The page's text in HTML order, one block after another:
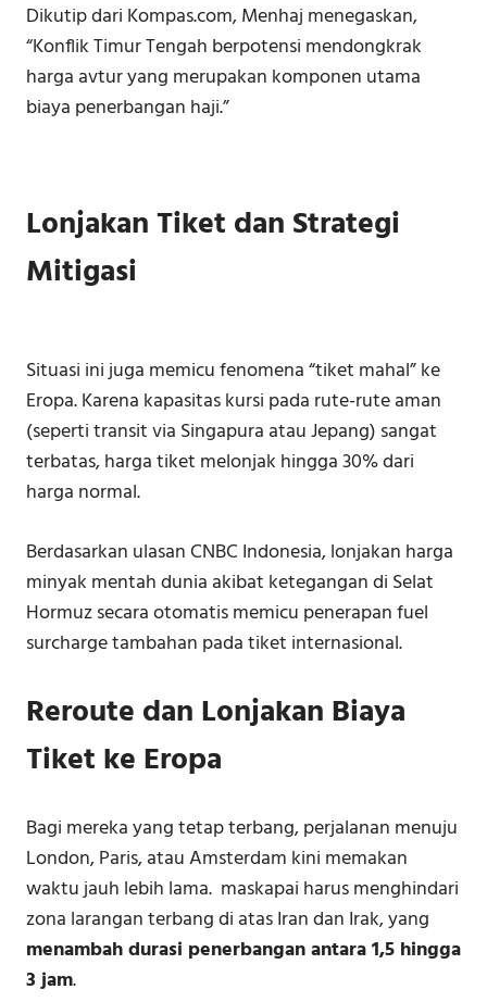
Dikutip dari Kompas.com, Menhaj menegaskan,
“Konflik Timur Tengah berpotensi mendongkrak
harga avtur yang merupakan komponen utama
biaya penerbangan haji.”
Lonjakan Tiket dan Strategi
Mitigasi
Situasi ini juga memicu fenomena “tiket mahal” ke
Eropa. Karena kapasitas kursi pada rute-rute aman
(seperti transit via Singapura atau Jepang) sangat
terbatas, harga tiket melonjak hingga 30% dari
harga normal.
Berdasarkan ulasan CNBC Indonesia, lonjakan harga
minyak mentah dunia akibat ketegangan di Selat
Hormuz secara otomatis memicu penerapan fuel
surcharge tambahan pada tiket internasional.
Reroute dan Lonjakan Biaya
Tiket ke Eropa
Bagi mereka yang tetap terbang, perjalanan menuju
London, Paris, atau Amsterdam kini memakan
waktu jauh lebih lama. maskapai harus menghindari
zona larangan terbang di atas Iran dan Irak, yang
menambah durasi penerbangan antara 1,5 hingga
3 jam.